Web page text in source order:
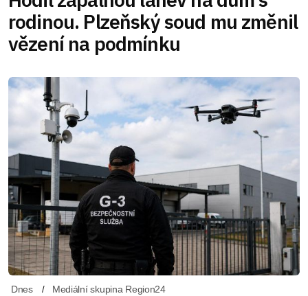
rodinou. Plzeňský soud mu změnil
vězení na podmínku
Dnes Mediální skupina Region24